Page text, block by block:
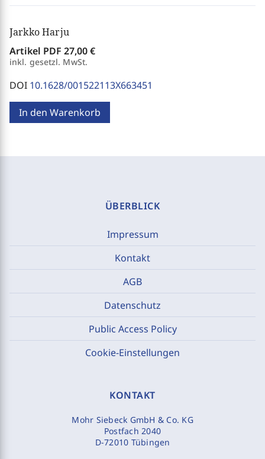
Jarkko Harju
Artikel PDF 27,00 €
inkl. gesetzl. MwSt.
DOI 10.1628/001522113X663451
In den Warenkorb
ÜBERBLICK
Impressum
Kontakt
AGB
Datenschutz
Public Access Policy
Cookie-Einstellungen
KONTAKT
Mohr Siebeck GmbH & Co. KG
Postfach 2040
D-72010 Tübingen